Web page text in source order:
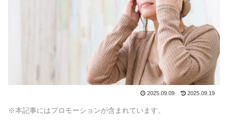
2025.09.09 2025.09.19
※本記事にはプロモーションが含まれています。